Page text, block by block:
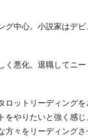
中心。小説家はデ
悪化。退職してニ
ットリーディング
やりたいと強く感
々をリーディングさ